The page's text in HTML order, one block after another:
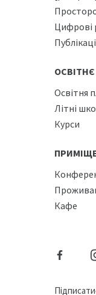
Цифрові
ОСВІТНЄ
Освітня
Літні
Курси
Кафе